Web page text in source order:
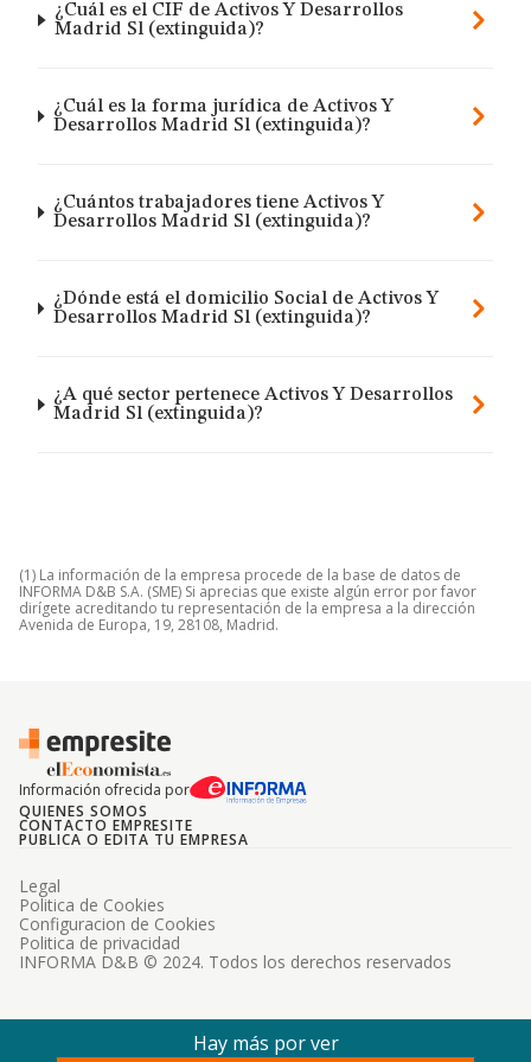
¿Cuál es el CIF de Activos Y Desarrollos
Madrid Sl (extinguida)?
¿Cuál es la forma jurídica de Activos Y
Desarrollos Madrid Sl (extinguida)?
¿Cuántos trabajadores tiene Activos Y
Desarrollos Madrid Sl (extinguida)?
¿Dónde está el domicilio Social de Activos Y
Desarrollos Madrid Sl (extinguida)?
¿A qué sector pertenece Activos Y Desarrollos
Madrid Sl (extinguida)?
(1) La información de la empresa procede de la base de datos de
INFORMA D&B S.A. (SME) Si aprecias que existe algún error por favor
dirígete acreditando tu representación de la empresa a la dirección
Avenida de Europa, 19, 28108, Madrid.
Información ofrecida por
QUIENES SOMOS
CONTACTO EMPRESITE
PUBLICA O EDITA TU EMPRESA
INFORMA D&B © 2024. Todos los derechos reservados
Legal
Politica de Cookies
Configuracion de Cookies
Politica de privacidad
Hay más por ver